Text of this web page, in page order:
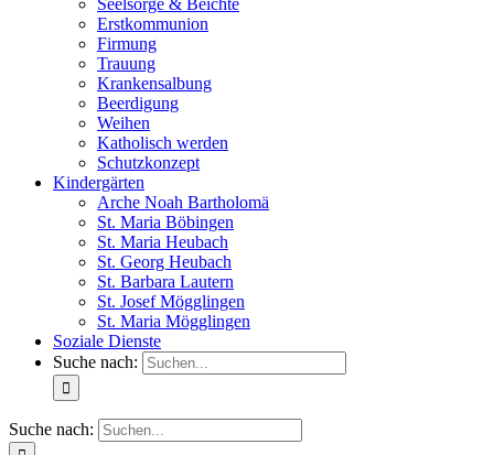
Seelsorge & Beichte
Erstkommunion
Firmung
Trauung
Krankensalbung
Beerdigung
Weihen
Katholisch werden
Schutzkonzept
Kindergärten
Arche Noah Bartholomä
St. Maria Böbingen
St. Maria Heubach
St. Georg Heubach
St. Barbara Lautern
St. Josef Mögglingen
St. Maria Mögglingen
Soziale Dienste
Suche nach:
Suche nach: